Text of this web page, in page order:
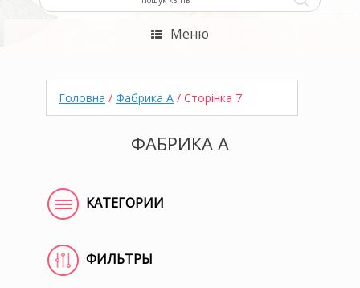
Меню
Головна / Фабрика A / Сторінка 7
ФАБРИКА A
КАТЕГОРИИ
ФИЛЬТРЫ